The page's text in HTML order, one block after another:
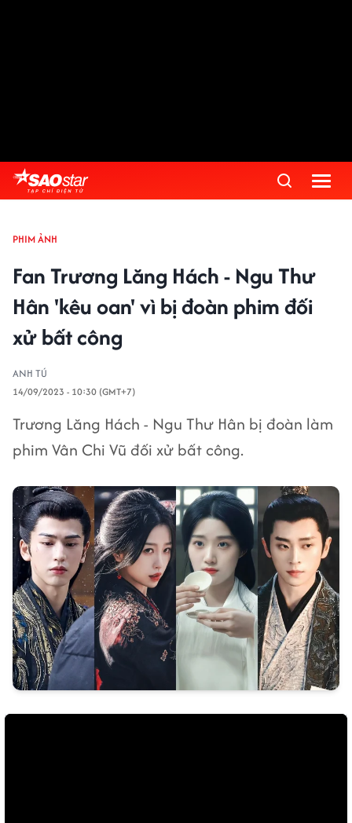
PHIM ẢNH
Fan Trương Lăng Hách - Ngu Thư
Hân 'kêu oan' vì bị đoàn phim đối
xử bất công
ANH TÚ
14/09/2023 - 10:30 (GMT+7)
Trương Lăng Hách - Ngu Thư Hân bị đoàn làm
phim Vân Chi Vũ đối xử bất công.